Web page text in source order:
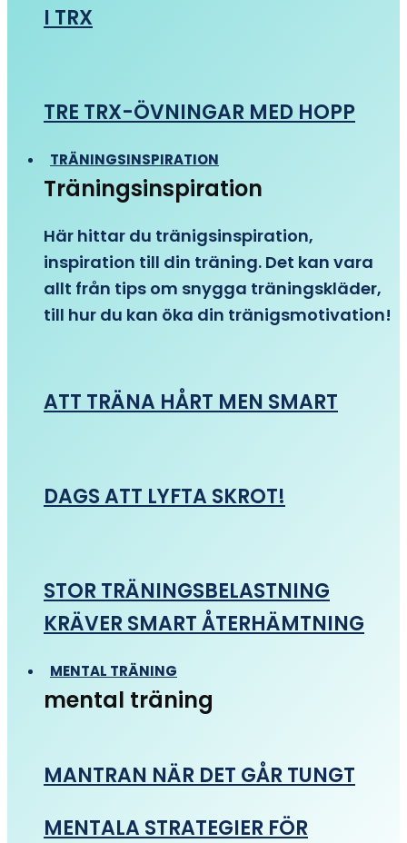
I TRX
TRE TRX-ÖVNINGAR MED HOPP
TRÄNINGSINSPIRATION
Träningsinspiration
Här hittar du tränigsinspiration,
inspiration till din träning. Det kan vara
allt från tips om snygga träningskläder,
till hur du kan öka din tränigsmotivation!
ATT TRÄNA HÅRT MEN SMART
DAGS ATT LYFTA SKROT!
STOR TRÄNINGSBELASTNING
KRÄVER SMART ÅTERHÄMTNING
MENTAL TRÄNING
mental träning
MANTRAN NÄR DET GÅR TUNGT
MENTALA STRATEGIER FÖR